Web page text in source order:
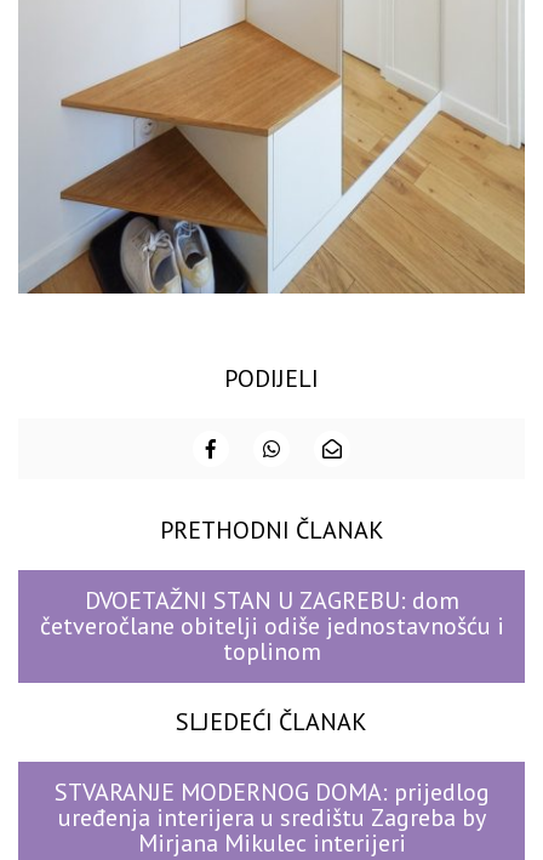
PODIJELI
PRETHODNI ČLANAK
DVOETAŽNI STAN U ZAGREBU: dom
četveročlane obitelji odiše jednostavnošću i
toplinom
SLJEDEĆI ČLANAK
STVARANJE MODERNOG DOMA: prijedlog
uređenja interijera u središtu Zagreba by
Mirjana Mikulec interijeri